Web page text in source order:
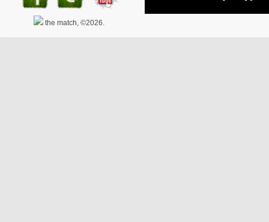
the match, ©2026.